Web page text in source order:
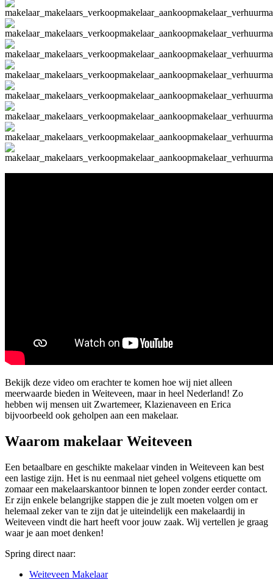
Bekijk deze video om erachter te komen hoe wij niet alleen
meerwaarde bieden in Weiteveen, maar in heel Nederland! Zo
hebben wij mensen uit Zwartemeer, Klazienaveen en Erica
bijvoorbeeld ook geholpen aan een makelaar.
Waarom makelaar Weiteveen
Een betaalbare en geschikte makelaar vinden in Weiteveen kan best
een lastige zijn. Het is nu eenmaal niet geheel volgens etiquette om
zomaar een makelaarskantoor binnen te lopen zonder eerder contact.
Er zijn enkele belangrijke stappen die je zult moeten volgen om er
helemaal zeker van te zijn dat je uiteindelijk een makelaardij in
Weiteveen vindt die hart heeft voor jouw zaak. Wij vertellen je graag
waar je aan moet denken!
Spring direct naar:
Weiteveen Makelaar